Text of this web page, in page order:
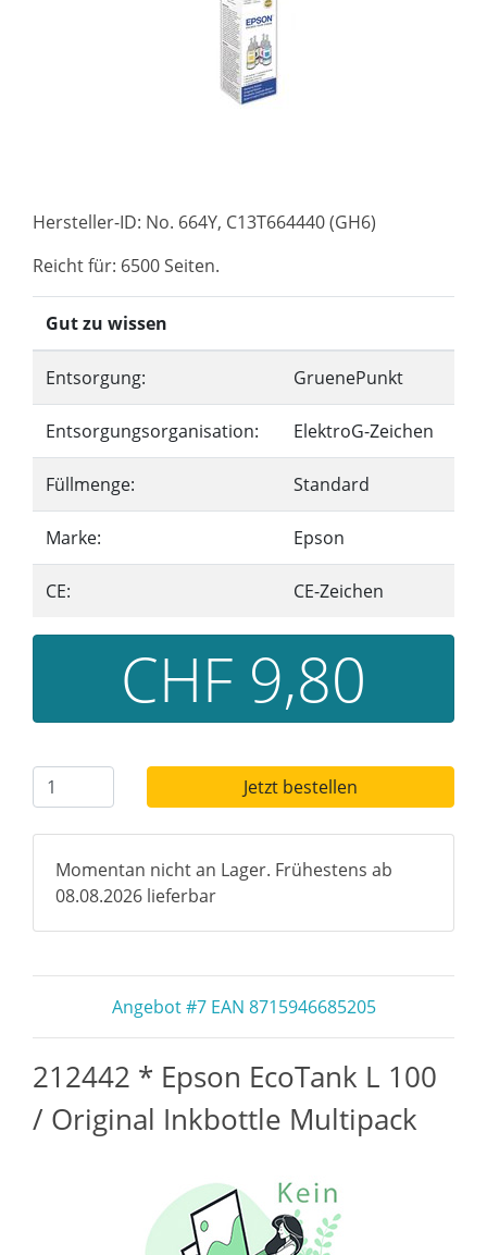
Hersteller-ID: No. 664Y, C13T664440 (GH6)
Reicht für: 6500 Seiten.
Gut zu wissen
Entsorgung: GruenePunkt
Entsorgungsorganisation: ElektroG-Zeichen
Füllmenge: Standard
Marke: Epson
CE: CE-Zeichen
CHF 9,80
Jetzt bestellen
Momentan nicht an Lager. Frühestens ab
08.08.2026 lieferbar
Angebot #7 EAN 8715946685205
212442 * Epson EcoTank L 100
/ Original Inkbottle Multipack